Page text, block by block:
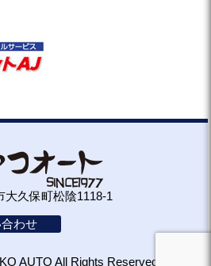
大久保町松陰1118-1
わせ
AUTO All Rights Reserved.